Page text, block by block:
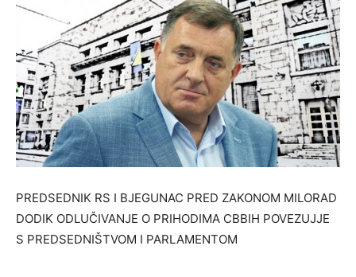
PREDSEDNIK RS I BJEGUNAC PRED ZAKONOM MILORAD
DODIK ODLUČIVANJE O PRIHODIMA CBBIH POVEZUJJE
S PREDSEDNIŠTVOM I PARLAMENTOM